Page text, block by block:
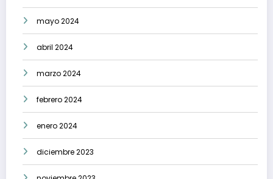
mayo 2024
abril 2024
marzo 2024
febrero 2024
enero 2024
diciembre 2023